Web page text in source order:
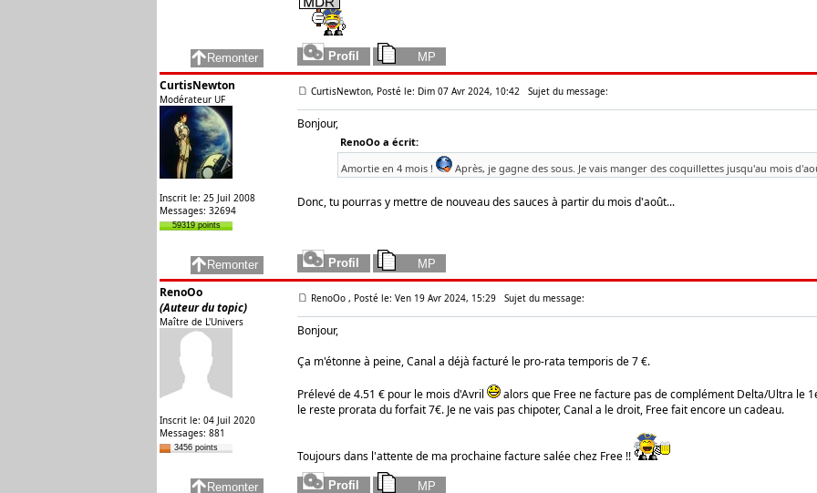
CurtisNewton
Modérateur UF
Inscrit le: 25 Juil 2008
Messages: 32694
59319 points
CurtisNewton, Posté le: Dim 07 Avr 2024, 10:42 Sujet du message:
Bonjour,
RenoOo a écrit:
Amortie en 4 mois !
Après, je gagne des sous. Je vais manger des coquillettes jusqu'au mois
Donc, tu pourras y mettre de nouveau des sauces à partir du mois d'août...
RenoOo
(Auteur du topic)
Maître de L'Univers
Inscrit le: 04 Juil 2020
Messages: 881
3456 points
RenoOo , Posté le: Ven 19 Avr 2024, 15:29 Sujet du message:
Bonjour,
Ça m'étonne à peine, Canal a déjà facturé le pro-rata temporis de 7 €.
Prélevé de 4.51 € pour le mois d'Avril
alors que Free ne facture pas de complément Delta/Ultra le
le reste prorata du forfait 7€. Je ne vais pas chipoter, Canal a le droit, Free fait encore un cadeau.
Toujours dans l'attente de ma prochaine facture salée chez Free !!